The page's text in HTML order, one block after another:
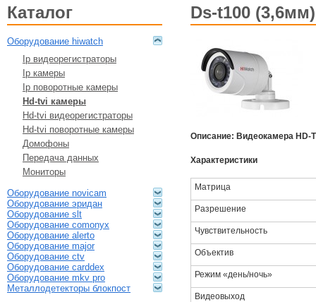
каталог
оборудование hiwatch
ip видеорегистраторы
ip камеры
ip поворотные камеры
hd-tvi камеры
hd-tvi видеорегистраторы
hd-tvi поворотные камеры
домофоны
передача данных
мониторы
оборудование novicam
оборудование эридан
оборудование slt
оборудование comonyx
оборудование alerto
оборудование major
оборудование ctv
оборудование carddex
оборудование mkv pro
металлодетекторы блокпост
ds-t100
Описание: Видеокамера HD-
Характеристики
Матрица
Разрешение
Чувствительность
Объектив
Режим «день/ночь»
Видеовыход